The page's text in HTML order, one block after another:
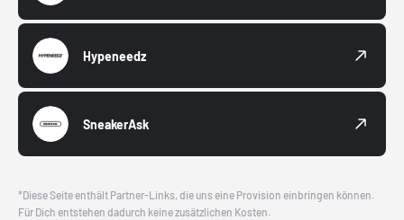
Hypeneedz
SneakerAsk
*Diese Seite enthält Partner-Links, die uns eine Provision einbringen können.
Für Dich entstehen dadurch keine zusätzlichen Kosten.